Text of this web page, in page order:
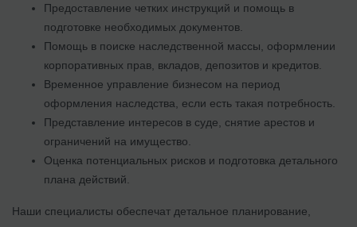
Предоставление четких инструкций и помощь в
подготовке необходимых документов.
Помощь в поиске наследственной массы, оформлении
корпоративных прав, вкладов, депозитов и кредитов.
Временное управление бизнесом на период
оформления наследства, если есть такая потребность.
Представление интересов в суде, снятие арестов и
ограничений на имущество.
Оценка потенциальных рисков и подготовка детального
плана действий.
Наши специалисты обеспечат детальное планирование,